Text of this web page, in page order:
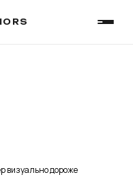
визуально дороже